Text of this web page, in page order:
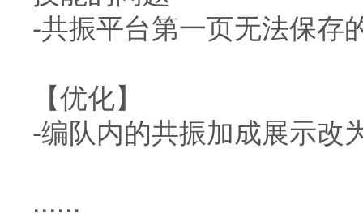
-共振平台第一页无法保存
【优化】
-编队内的共振加成展示改
......